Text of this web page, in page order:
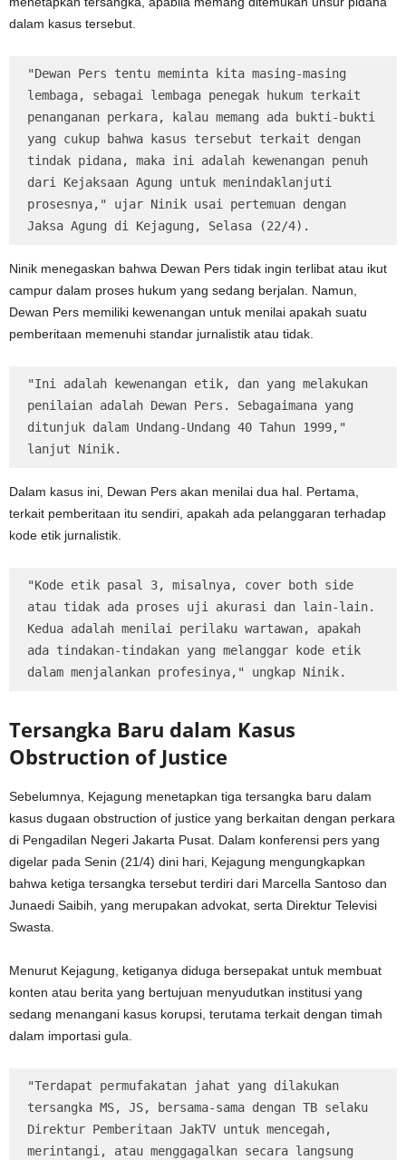
dalam kasus tersebut.
"Dewan Pers tentu meminta kita masing-masing
lembaga, sebagai lembaga penegak hukum terkait
penanganan perkara, kalau memang ada bukti-bukti
yang cukup bahwa kasus tersebut terkait dengan
tindak pidana, maka ini adalah kewenangan penuh
dari Kejaksaan Agung untuk menindaklanjuti
prosesnya," ujar Ninik usai pertemuan dengan
Jaksa Agung di Kejagung, Selasa (22/4).
Ninik menegaskan bahwa Dewan Pers tidak ingin terlibat atau ikut
campur dalam proses hukum yang sedang berjalan. Namun,
Dewan Pers memiliki kewenangan untuk menilai apakah suatu
pemberitaan memenuhi standar jurnalistik atau tidak.
"Ini adalah kewenangan etik, dan yang melakukan
penilaian adalah Dewan Pers. Sebagaimana yang
ditunjuk dalam Undang-Undang 40 Tahun 1999,"
lanjut Ninik.
Dalam kasus ini, Dewan Pers akan menilai dua hal. Pertama,
terkait pemberitaan itu sendiri, apakah ada pelanggaran terhadap
kode etik jurnalistik.
"Kode etik pasal 3, misalnya, cover both side
atau tidak ada proses uji akurasi dan lain-lain.
Kedua adalah menilai perilaku wartawan, apakah
ada tindakan-tindakan yang melanggar kode etik
dalam menjalankan profesinya," ungkap Ninik.
Tersangka Baru dalam Kasus
Obstruction of Justice
Sebelumnya, Kejagung menetapkan tiga tersangka baru dalam
kasus dugaan obstruction of justice yang berkaitan dengan perkara
di Pengadilan Negeri Jakarta Pusat. Dalam konferensi pers yang
digelar pada Senin (21/4) dini hari, Kejagung mengungkapkan
bahwa ketiga tersangka tersebut terdiri dari Marcella Santoso dan
Junaedi Saibih, yang merupakan advokat, serta Direktur Televisi
Swasta.
Menurut Kejagung, ketiganya diduga bersepakat untuk membuat
konten atau berita yang bertujuan menyudutkan institusi yang
sedang menangani kasus korupsi, terutama terkait dengan timah
dalam importasi gula.
"Terdapat permufakatan jahat yang dilakukan
tersangka MS, JS, bersama-sama dengan TB selaku
Direktur Pemberitaan JakTV untuk mencegah,
merintangi, atau menggagalkan secara langsung